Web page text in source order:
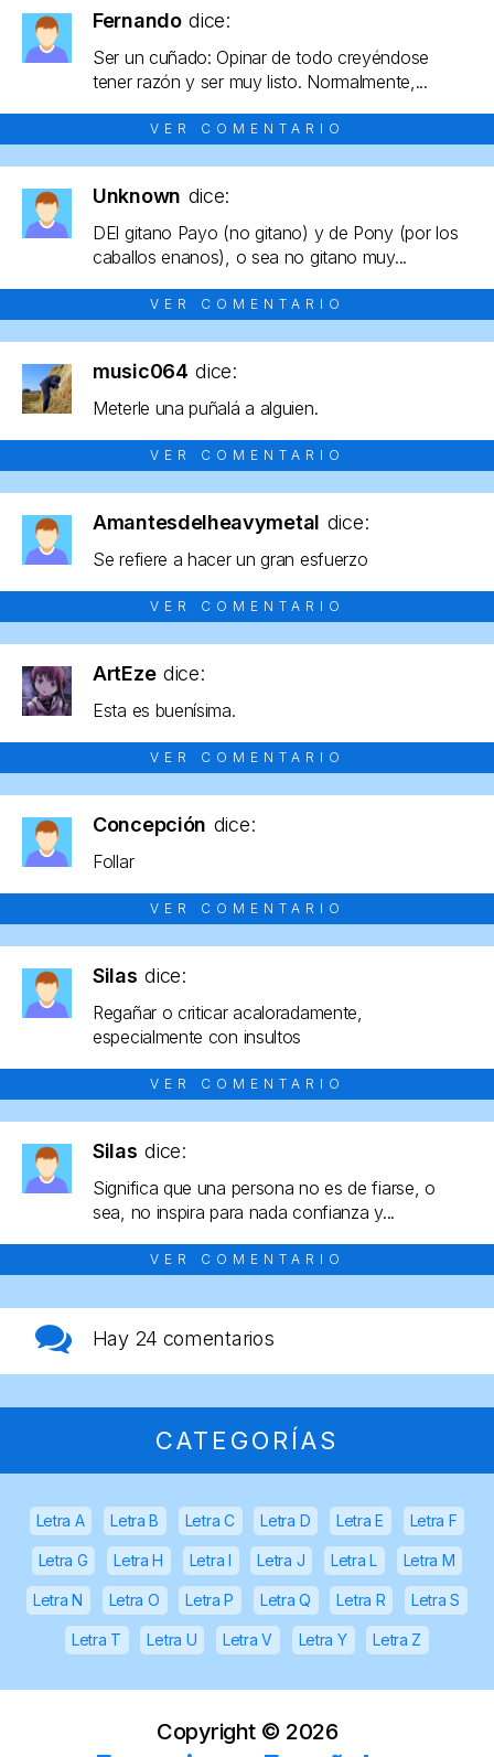
Fernando dice:
Ser un cuñado: Opinar de todo creyéndose
tener razón y ser muy listo. Normalmente,...
VER COMENTARIO
Unknown dice:
DEl gitano Payo (no gitano) y de Pony (por los
caballos enanos), o sea no gitano muy...
VER COMENTARIO
music064 dice:
Meterle una puñalá a alguien.
VER COMENTARIO
Amantesdelheavymetal dice:
Se refiere a hacer un gran esfuerzo
VER COMENTARIO
ArtEze dice:
Esta es buenísima.
VER COMENTARIO
Concepción dice:
Follar
VER COMENTARIO
Silas dice:
Regañar o criticar acaloradamente,
especialmente con insultos
VER COMENTARIO
Silas dice:
Significa que una persona no es de fiarse, o
sea, no inspira para nada confianza y...
VER COMENTARIO
Hay 24 comentarios
CATEGORÍAS
Letra A Letra B Letra C Letra D Letra E Letra F
Letra G Letra H Letra I Letra J Letra L Letra M
Letra N Letra O Letra P Letra Q Letra R Letra S
Letra T Letra U Letra V Letra Y Letra Z
Copyright © 2026